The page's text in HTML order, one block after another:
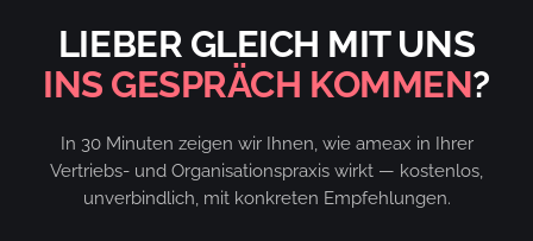
LIEBER GLEICH MIT UNS
INS GESPRÄCH KOMMEN?
In 30 Minuten zeigen wir Ihnen, wie ameax in Ihrer
Vertriebs- und Organisationspraxis wirkt — kostenlos,
unverbindlich, mit konkreten Empfehlungen.